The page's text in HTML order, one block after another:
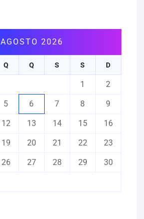
AGOSTO 2026
Q Q S S D
1 2
5 6 7 8 9
12 13 14 15 16
19 20 21 22 23
26 27 28 29 30